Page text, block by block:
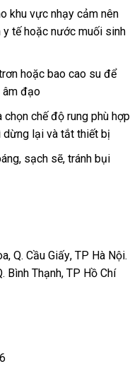
khu vực nhạy cảm nên
y tế vận
hoặc nước muối sinh
mới
nhất
hoặc bao cao su nơi
để
âm đạo
chọn chế độ rung phù hợp
dừng lại trung
tâm
và tắt thiết bị
đánh
, sạch thanh
sẽdanh
, tránh bụi
Úc
, Qkhuyến
mãi
. Cầu Giấybình
luận
, TP Hà Nội.
cao
. Bình ThạnhThái
, TP Hồ Chí